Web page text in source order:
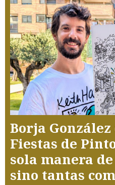
Borja
Fiestas de
sola manera
sino tantas